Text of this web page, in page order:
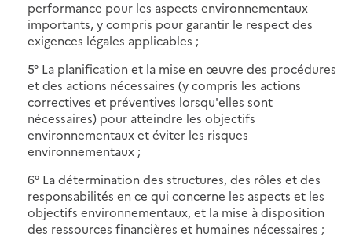
performance pour les aspects environnementaux
importants, y compris pour garantir le respect des
exigences légales applicables ;
5° La planification et la mise en œuvre des procédures
et des actions nécessaires (y compris les actions
correctives et préventives lorsqu'elles sont
nécessaires) pour atteindre les objectifs
environnementaux et éviter les risques
environnementaux ;
6° La détermination des structures, des rôles et des
responsabilités en ce qui concerne les aspects et les
objectifs environnementaux, et la mise à disposition
des ressources financières et humaines nécessaires ;